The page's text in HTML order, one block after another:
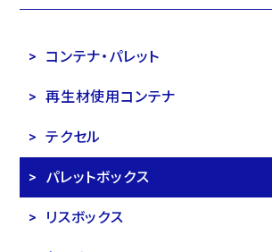
コンテナ・パレット
再生材使用コンテナ
テクセル
パレットボックス
リスボックス